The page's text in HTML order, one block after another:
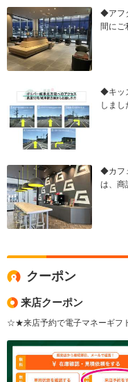
◆アフ
間にご
◆キッ
しまし
◆カフ
は、商
クーポン
来店クーポン
☆★来店予約で電子マネーギフ